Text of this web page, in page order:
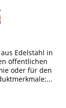
Edelstahl in
öffentlichen
oder für den